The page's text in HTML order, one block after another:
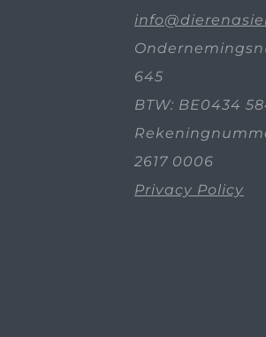
645
BTW: BE0434
2617 0006
Privacy Policy